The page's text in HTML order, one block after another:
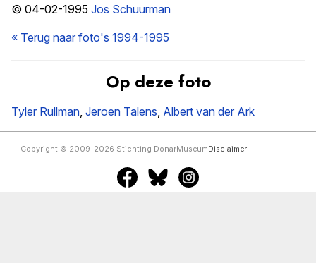
© 04-02-1995 Jos Schuurman
« Terug naar foto's 1994-1995
Op deze foto
Tyler Rullman, Jeroen Talens, Albert van der Ark
Copyright © 2009-2026 Stichting DonarMuseum Disclaimer